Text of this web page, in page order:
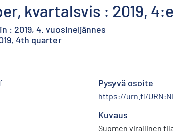
kvartalsvis : 2019,
: 2019, 4. vuosineljännes
4th quarter
Pysyvä osoite
https://urn.fi/
Kuvaus
Suomen virallinen